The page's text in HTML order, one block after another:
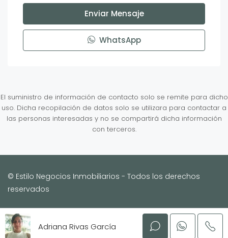
Enviar Mensaje
WhatsApp
El suministro de información de contacto solo se remite para dicho
uso. Dicha recopilación de datos solo se utilizara para contactar a
las personas interesadas y no se compartirá dicha información
con terceros.
© Estilo Negocios Inmobiliarios - Todos los derechos
reservados
Desarrollado por Netpi
Adriana Rivas García